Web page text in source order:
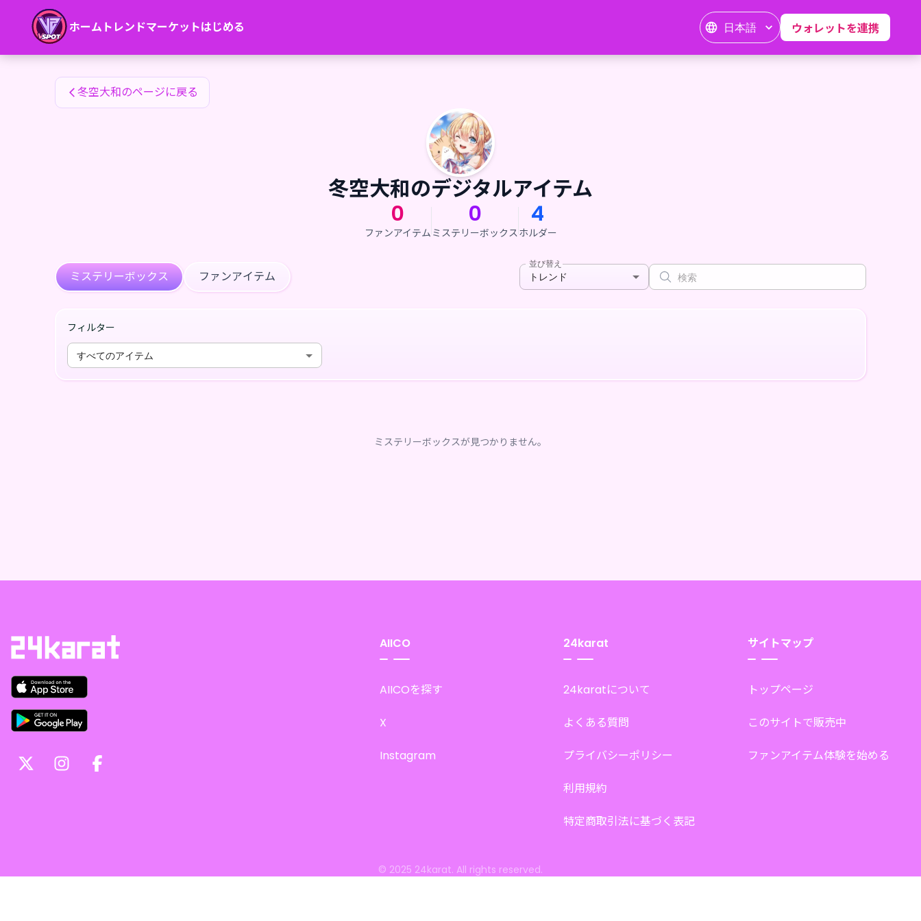
ホーム トレンドマーケットはじめる 日本語 ウォレットを連携
冬空大和のファンアイテム
冬空大和のページに戻る
冬空大和のデジタルアイテム
0
ファンアイテム
0
ミステリーボックス
4
ホルダー
ミステリーボックス ファンアイテム
並び替え
トレンド
フィルター
すべてのアイテム
ミステリーボックスが見つかりません。
AIICO
AIICOを探す
X
Instagram
24karat
24karatについて
よくある質問
プライバシーポリシー
利用規約
特定商取引法に基づく表記
サイトマップ
トップページ
このサイトで販売中
ファンアイテム体験を始める
© 2025 24karat. All rights reserved.
冬空大和のファンアイテム — 24karat